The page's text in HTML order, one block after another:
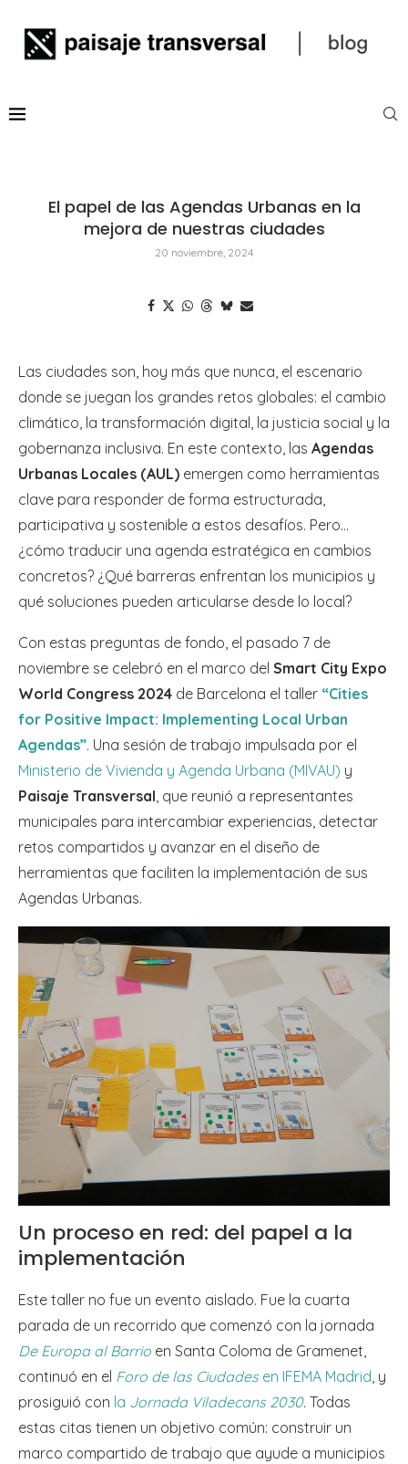
El papel de las Agendas Urbanas en la
mejora de nuestras ciudades
20 noviembre, 2024
Las ciudades son, hoy más que nunca, el escenario
donde se juegan los grandes retos globales: el cambio
climático, la transformación digital, la justicia social y la
gobernanza inclusiva. En este contexto, las Agendas
Urbanas Locales (AUL) emergen como herramientas
clave para responder de forma estructurada,
participativa y sostenible a estos desafíos. Pero…
¿cómo traducir una agenda estratégica en cambios
concretos? ¿Qué barreras enfrentan los municipios y
qué soluciones pueden articularse desde lo local?
Con estas preguntas de fondo, el pasado 7 de
noviembre se celebró en el marco del Smart City Expo
World Congress 2024 de Barcelona el taller “Cities
for Positive Impact: Implementing Local Urban
Agendas”. Una sesión de trabajo impulsada por el
Ministerio de Vivienda y Agenda Urbana (MIVAU) y
Paisaje Transversal , que reunió a representantes
municipales para intercambiar experiencias, detectar
retos compartidos y avanzar en el diseño de
herramientas que faciliten la implementación de sus
Agendas Urbanas.
Un proceso en red: del papel a la
implementación
Este taller no fue un evento aislado. Fue la cuarta
parada de un recorrido que comenzó con la jornada
De Europa al Barrio en Santa Coloma de Gramenet,
continuó en el Foro de las Ciudades en IFEMA Madrid, y
prosiguió con la Jornada Viladecans 2030. Todas
estas citas tienen un objetivo común: construir un
marco compartido de trabajo que ayude a municipios